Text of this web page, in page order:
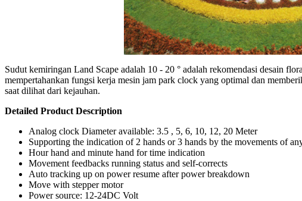
Sudut kemiringan Land Scape adalah 10 - 20 ° adalah rekomendasi desain
mempertahankan fungsi kerja mesin jam park clock yang optimal dan
saat dilihat dari kejauhan.
Detailed Product Description
Analog clock Diameter available: 3.5 , 5, 6, 10, 12, 20 Meter
Supporting the indication of 2 hands or 3 hands by the movements of
Hour hand and minute hand for time indication
Movement feedbacks running status and self-corrects
Auto tracking up on power resume after power breakdown
Move with stepper motor
Power source: 12-24DC Volt